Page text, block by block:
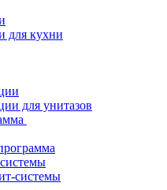
для кухни
для унитазов
системы